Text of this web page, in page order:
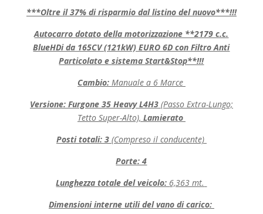
***Oltre il 37% di risparmio dal listino del nuovo***!!!
Autocarro dotato della motorizzazione **2179 c.c.
BlueHDi da 165CV (121kW) EURO 6D con Filtro Anti
Particolato e sistema Start&Stop**!!!
Cambio: Manuale a 6 Marce
Versione: Furgone 35 Heavy L4H3 (Passo Extra-Lungo;
Tetto Super-Alto), Lamierato
Posti totali: 3 (Compreso il conducente)
Porte: 4
Lunghezza totale del veicolo: 6,363 mt.
Dimensioni interne utili del vano di carico: